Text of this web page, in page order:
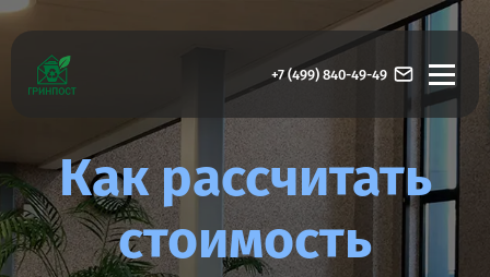
+7 (499) 840-49-49
Как рассчитать
стоимость